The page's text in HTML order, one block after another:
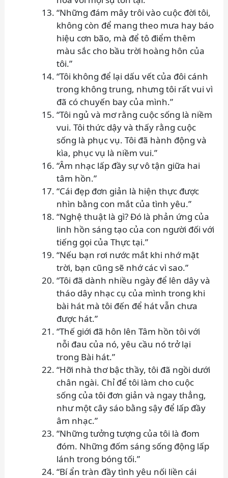
“Những đám mây trôi vào cuộc đời tôi,
không còn để mang theo mưa hay báo
hiệu cơn bão, mà để tô điểm thêm
màu sắc cho bầu trời hoàng hôn của
tôi.”
“Tôi không để lại dấu vết của đôi cánh
trong không trung, nhưng tôi rất vui vì
đã có chuyến bay của mình.”
“Tôi ngủ và mơ rằng cuộc sống là niềm
vui. Tôi thức dậy và thấy rằng cuộc
sống là phục vụ. Tôi đã hành động và
kìa, phục vụ là niềm vui.”
“Âm nhạc lấp đầy sự vô tận giữa hai
tâm hồn.”
“Cái đẹp đơn giản là hiện thực được
nhìn bằng con mắt của tình yêu.”
“Nghệ thuật là gì? Đó là phản ứng của
linh hồn sáng tạo của con người đối với
tiếng gọi của Thực tại.”
“Nếu bạn rơi nước mắt khi nhớ mặt
trời, bạn cũng sẽ nhớ các vì sao.”
“Tôi đã dành nhiều ngày để lên dây và
tháo dây nhạc cụ của mình trong khi
bài hát mà tôi đến để hát vẫn chưa
được hát.”
“Thế giới đã hôn lên Tâm hồn tôi với
nỗi đau của nó, yêu cầu nó trở lại
trong Bài hát.”
“Hỡi nhà thơ bậc thầy, tôi đã ngồi dưới
chân ngài. Chỉ để tôi làm cho cuộc
sống của tôi đơn giản và ngay thẳng,
như một cây sáo bằng sậy để lấp đầy
âm nhạc.”
“Những tưởng tượng của tôi là đom
đóm. Những đốm sáng sống động lấp
lánh trong bóng tối.”
“Bí ẩn tràn đầy tình yêu nối liền cái